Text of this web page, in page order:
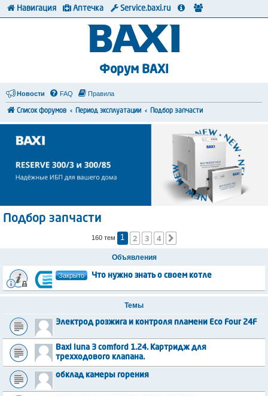
Форум BAXI
Новости FAQ Правила
Список форумов Период эксплуатации Подбор запчасти
Подбор запчасти
160 тем 1 2 3 4
Объявления
Закрыто Что нужно знать о своем котле
Темы
Электрод розжига и контроля пламени Eco Four 24F
Baxi luna 3 comford 1.24. Картридж для
трехходового клапана.
обклад камеры горения
Навигация Аптечка Service.baxi.ru